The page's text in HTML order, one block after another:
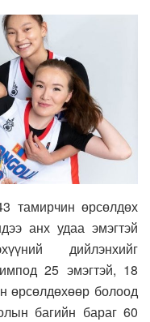
тамирчин өрсөлдөх
анх удаа эмэгтэй
дийлэнхийг
25 эмэгтэй, 18
өрсөлдөхөөр болоод
багийн бараг 60